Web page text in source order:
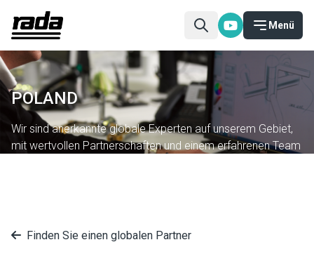
Menü
POLAND
Wir sind anerkannte globale Experten auf unserem Gebiet,
mit wertvollen Partnerschaften und einem erfahrenen Team
Finden Sie einen globalen Partner